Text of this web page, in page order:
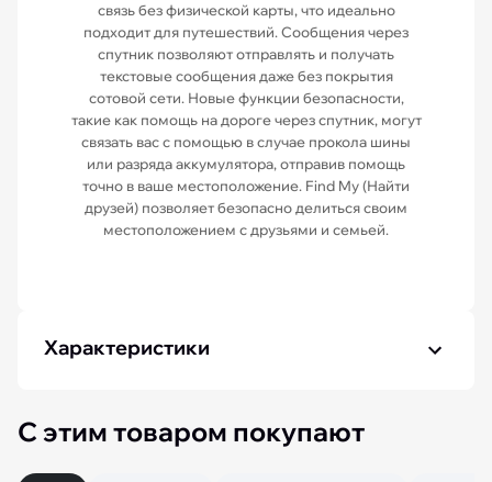
связь без физической карты, что идеально
подходит для путешествий. Сообщения через
спутник позволяют отправлять и получать
текстовые сообщения даже без покрытия
сотовой сети. Новые функции безопасности,
такие как помощь на дороге через спутник, могут
связать вас с помощью в случае прокола шины
или разряда аккумулятора, отправив помощь
точно в ваше местоположение. Find My (Найти
друзей) позволяет безопасно делиться своим
местоположением с друзьями и семьей.
Характеристики
С этим товаром покупают